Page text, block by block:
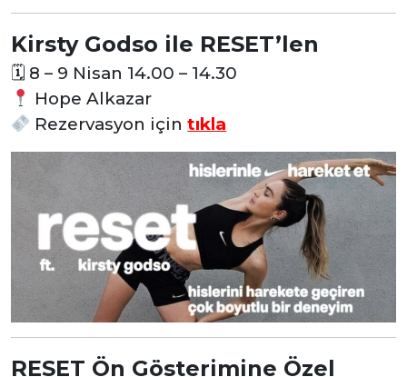
Kirsty Godso ile RESET’len
🗓 8 – 9 Nisan 14.00 – 14.30
Hope Alkazar
Rezervasyon için tıkla
RESET Ön Gösterimine Özel